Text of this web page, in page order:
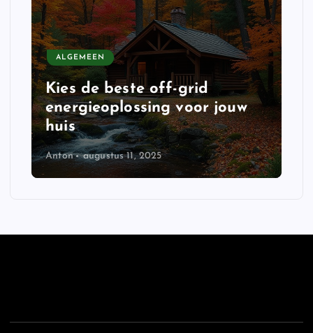
ALGEMEEN
Kies de beste off-grid
energieoplossing voor jouw
huis
Anton augustus 11, 2025